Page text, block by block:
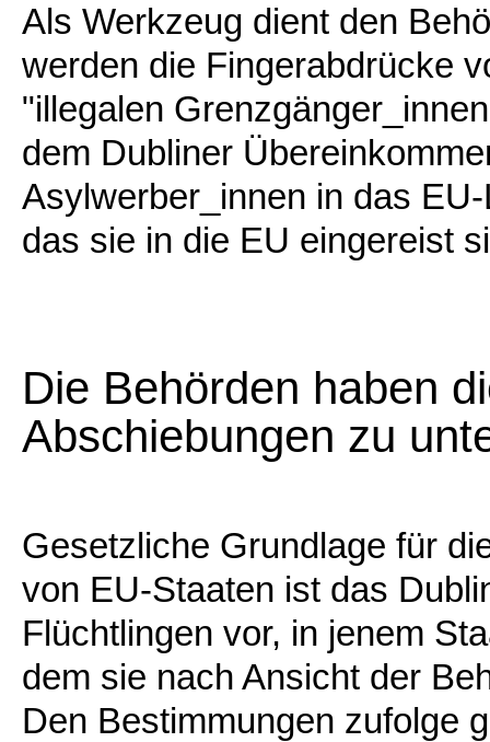
Als Werkzeug dient den
werden die Fingerabdrücke
"illegalen
dem Dubliner
Asylwerber_innen in das
das sie in die EU eingereist
Die Behörden haben
Abschiebungen zu
Gesetzliche Grundlage für
von EU-Staaten ist das
Flüchtlingen vor, in jenem
dem sie nach Ansicht der
Den Bestimmungen zufolge